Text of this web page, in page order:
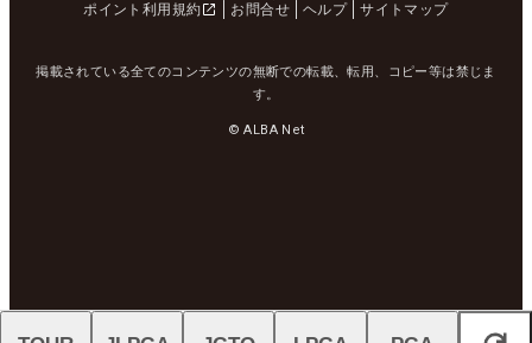
ポイント利用規約
お問合せ ヘルプ サイトマップ
掲載されている全てのコンテンツの無断での転載、転用、コピー等は禁じま
す。
© ALBA Net